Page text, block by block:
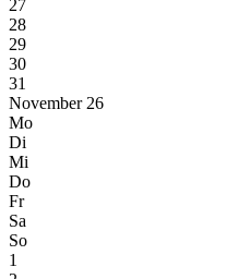
27
28
29
30
31
November 26
Mo
Di
Mi
Do
Fr
Sa
So
1